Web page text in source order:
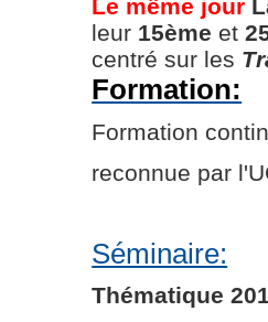
Le même jour
leur 15ème et
centré sur les
Formation:
Formation
reconnue par
Séminaire:
Thématique